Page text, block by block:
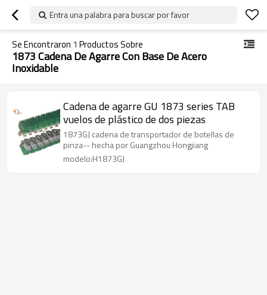
Entra una palabra para buscar por favor
Se Encontraron 1 Productos Sobre
1873 Cadena De Agarre Con Base De Acero
Inoxidable
Cadena de agarre GU 1873 series TAB
vuelos de plástico de dos piezas
1873GJ cadena de transportador de botellas de
pinza-- hecha por Guangzhou Hongjiang
modelo:H1873GJ